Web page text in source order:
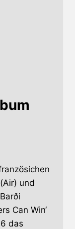
und
Can Win‘
das